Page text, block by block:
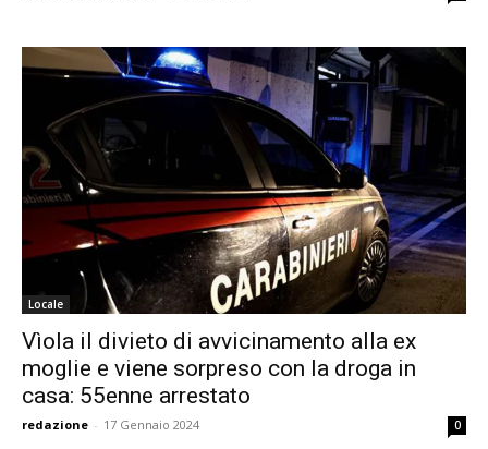
Locale
Vìola il divieto di avvicinamento alla ex
moglie e viene sorpreso con la droga in
casa: 55enne arrestato
redazione - 17 Gennaio 2024 0